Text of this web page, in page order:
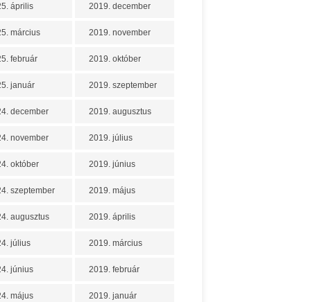
április
március
február
január
december
november
október
szeptember
augusztus
július
június
május
2019. december
2019. november
2019. október
2019. szeptember
2019. augusztus
2019. július
2019. június
2019. május
2019. április
2019. március
2019. február
2019. január